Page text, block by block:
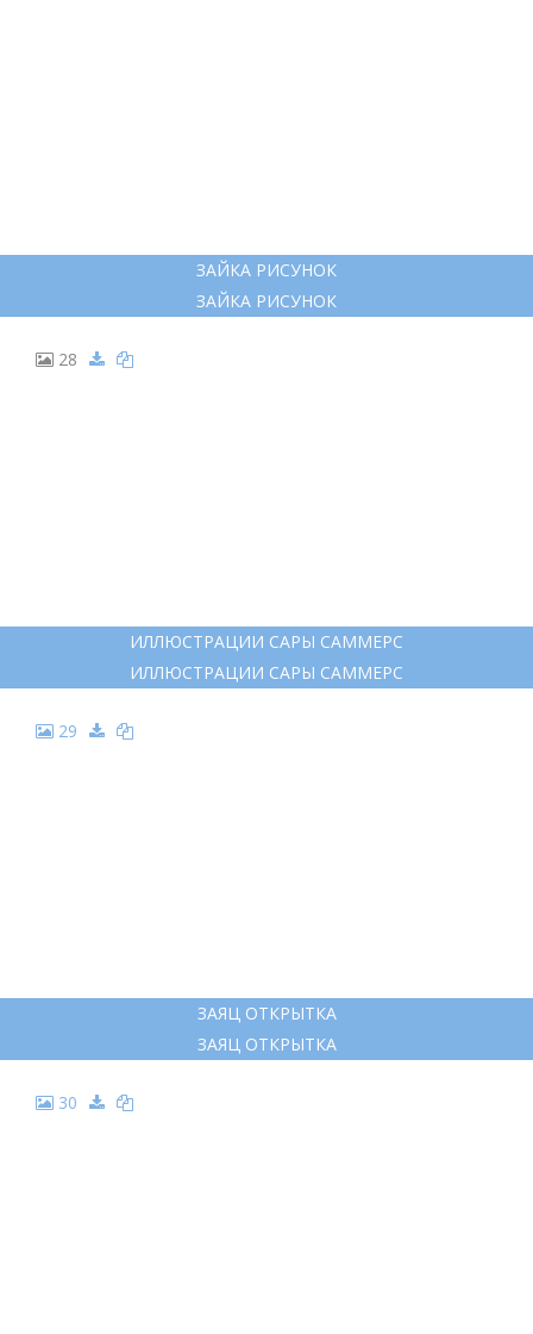
ЗАЙКА РИСУНОК
ЗАЙКА РИСУНОК
28
ИЛЛЮСТРАЦИИ САРЫ САММЕРС
ИЛЛЮСТРАЦИИ САРЫ САММЕРС
29
ЗАЯЦ ОТКРЫТКА
ЗАЯЦ ОТКРЫТКА
30